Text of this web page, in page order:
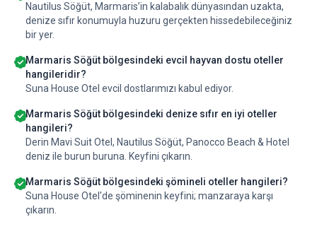
Nautilus Söğüt, Marmaris’in kalabalık dünyasından uzakta,
denize sıfır konumuyla huzuru gerçekten hissedebileceğiniz
bir yer.
Marmaris Söğüt bölgesindeki evcil hayvan dostu oteller
hangileridir?
Suna House Otel evcil dostlarımızı kabul ediyor.
Marmaris Söğüt bölgesindeki denize sıfır en iyi oteller
hangileri?
Derin Mavi Suit Otel, Nautilus Söğüt, Panocco Beach & Hotel
deniz ile burun buruna. Keyfini çıkarın.
Marmaris Söğüt bölgesindeki şömineli oteller hangileri?
Suna House Otel'de şöminenin keyfini; manzaraya karşı
çıkarın.